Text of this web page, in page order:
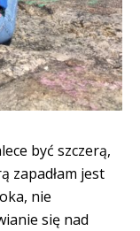
być szczerą,
zapadłam jest
nie
się nad